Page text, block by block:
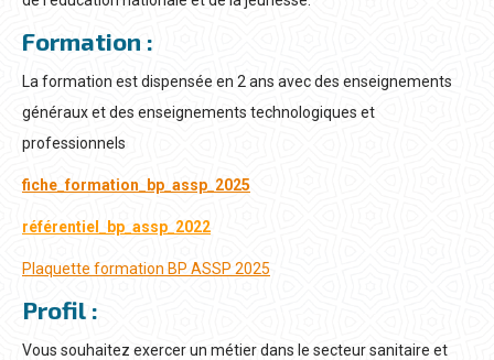
Formation :
La formation est dispensée en 2 ans avec des enseignements
généraux et des enseignements technologiques et
professionnels
fiche_formation_bp_assp_2025
référentiel_bp_assp_2022
Plaquette formation BP ASSP 2025
Profil :
Vous souhaitez exercer un métier dans le secteur sanitaire et